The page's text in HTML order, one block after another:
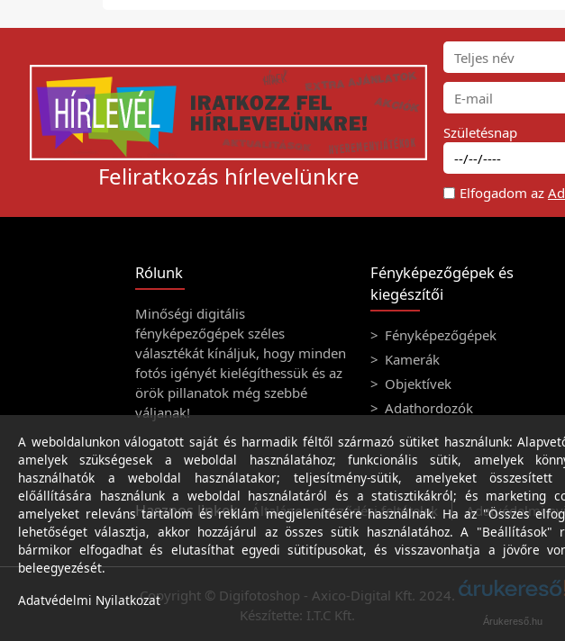
Feliratkozás hírlevelünkre
Születésnap
Elfogadom az
Rólunk
Minőségi digitális
fényképezőgépek széles
választékát kínáljuk, hogy minden
fotós igényét kielégíthessük és az
örök pillanatok még szebbé
váljanak!
Fényképezőgépek és
kiegészítői
Fényképezőgépek
Kamerák
Objektívek
Adathordozók
Hasznos linkek Általános szerződési feltételek Adatvédelmi
Árukereső.hu
Copyright © Digifotoshop - Axico-Digital Kft. 2024.
Készítette: I.T.C Kft.
A weboldalunkon válogatott saját és harmadik féltől származó sütiket használunk:
amelyek szükségesek a weboldal használatához; funkcionális sütik, amelyek
használhatók a weboldal használatakor; teljesítmény-sütik, amelyeket összesített
előállítására használunk a weboldal használatáról és a statisztikákról; és marketing
amelyeket releváns tartalom és reklám megjelenítésére használnak. Ha az "Összes
lehetőséget választja, akkor hozzájárul az összes sütik használatához. A "Beállítások"
bármikor elfogadhat és elutasíthat egyedi sütitípusokat, és visszavonhatja a jövőre
beleegyezését.
Adatvédelmi Nyilatkozat